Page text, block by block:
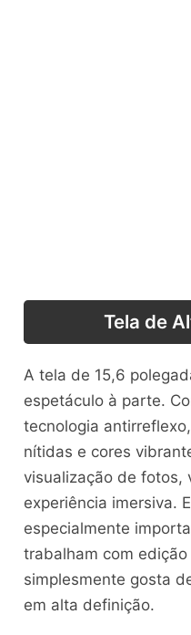
Tela de
A tela de 15,6
espetáculo à parte.
tecnologia
nítidas e cores
visualização de fotos,
experiência imersiva.
especialmente
trabalham com
simplesmente gosta
em alta definição.